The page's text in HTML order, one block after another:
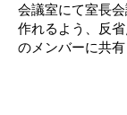
会議室にて室長
作れるよう、反
のメンバーに共有